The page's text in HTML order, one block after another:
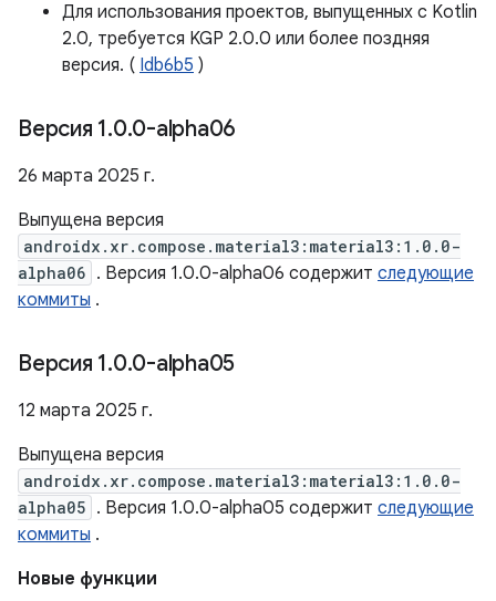
Для использования проектов, выпущенных с Kotlin
2.0, требуется KGP 2.0.0 или более поздняя
версия. ( Idb6b5 )
Версия 1.0.0-alpha06
26 марта 2025 г.
Выпущена версия
androidx.xr.compose.material3:material3:1.0.0-
alpha06 . Версия 1.0.0-alpha06 содержит следующие
коммиты .
Версия 1.0.0-alpha05
12 марта 2025 г.
Выпущена версия
androidx.xr.compose.material3:material3:1.0.0-
alpha05 . Версия 1.0.0-alpha05 содержит следующие
коммиты .
Новые функции